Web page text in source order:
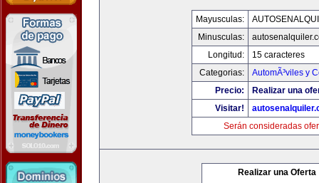
Mayusculas:
Minusculas:
Longitud:
15 caracteres
Categorias:
AutomÃ³viles y
Precio:
Realizar una
Visitar!
Serán consideradas
Realizar una Oferta